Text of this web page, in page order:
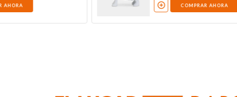
AHORA COMPRAR AHORA